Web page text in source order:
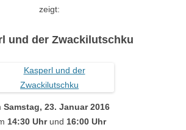
zeigt:
und der Zwackilutschku
Samstag, 23. Januar 2016
14:30 Uhrund 16:00 Uhr